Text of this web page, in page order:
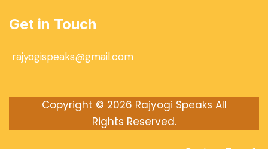
Get in Touch
rajyogispeaks@gmail.com
Copyright © 2026 Rajyogi Speaks All
Rights Reserved.